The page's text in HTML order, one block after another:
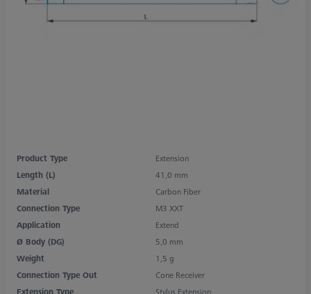
Product Type
Extension
Length (L)
41,0 mm
Material
Carbon Fiber
Connection Type
M3 XXT
Application
Extend
Ø Body (DG)
5,0 mm
Weight
1,5 g
Connection Type Out
Cone Receiver
Extension Type
Stylus Extension